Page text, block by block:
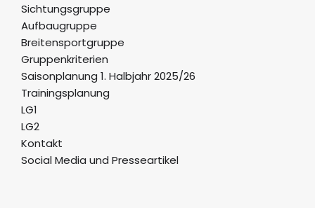
Sichtungsgruppe
Aufbaugruppe
Breitensportgruppe
Gruppenkriterien
Saisonplanung 1. Halbjahr 2025/26
Trainingsplanung
LG1
LG2
Kontakt
Social Media und Presseartikel